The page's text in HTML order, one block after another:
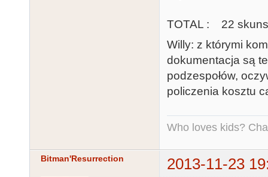
TOTAL : 22
Willy: z którymi
dokumentacja są
podzespołów,
policzenia kosztu
Who loves kids?
Bitman'Resurrection 2013-11-23